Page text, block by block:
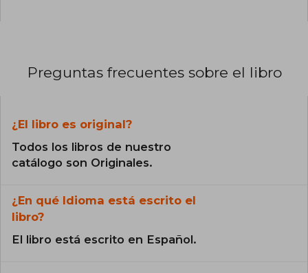
Preguntas frecuentes sobre el libro
¿El libro es original?
Todos los libros de nuestro
catálogo son Originales.
¿En qué Idioma está escrito el
libro?
El libro está escrito en Español.